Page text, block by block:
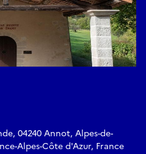
04240 Annot, Alpes-de-
Alpes-Côte d'Azur, France